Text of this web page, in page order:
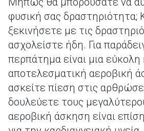
φυσική σας δραστηριότητα;
ξεκινήσετε με τις
ασχολείστε ήδη. Για
περπάτημα είναι μια
αποτελεσματική αεροβική
ασκείτε πίεση στις
δουλεύετε τους
αεροβική άσκηση είναι